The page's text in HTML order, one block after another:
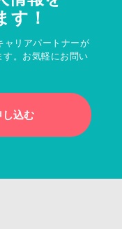
す！
ャリアパートナーが
。お気軽にお問い
込む